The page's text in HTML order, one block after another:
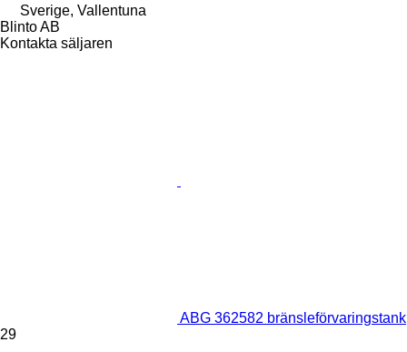
Sverige, Vallentuna
Blinto AB
Kontakta säljaren
ABG 362582 bränsleförvaringstank
29